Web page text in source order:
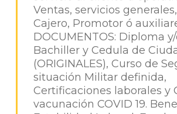
Ventas, servicios
Cajero, Promotor ó
DOCUMENTOS: Diploma
Bachiller y Cedula de
(ORIGINALES), Curso de
situación Militar definida,
Certificaciones laborales y
vacunación COVID 19.